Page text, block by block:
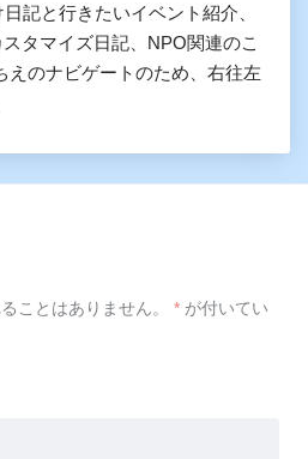
記と行きたいイベント紹介、
タマイズ日記、NPO関連のこ
えのナビゲートのため、右往左
ことはありません。 * が付いてい